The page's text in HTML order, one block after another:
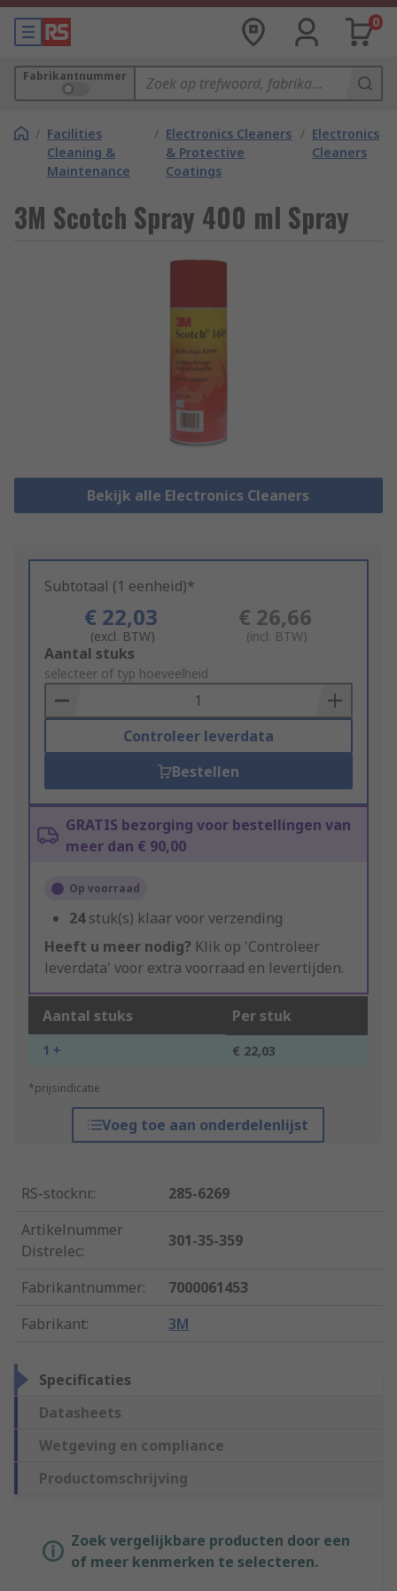
0
Fabrikantnummer
/ Facilities
Cleaning &
Maintenance
/ Electronics Cleaners
& Protective
Coatings
/ Electronics
Cleaners
3M Scotch Spray 400 ml Spray
Bekijk alle Electronics Cleaners
Subtotaal (1 eenheid)*
€ 22,03
(excl. BTW)
€ 26,66
(incl. BTW)
Add
to
Basket
Aantal stuks
selecteer of typ hoeveelheid
Controleer leverdata
Bestellen
GRATIS bezorging voor bestellingen van
meer dan € 90,00
Op voorraad
24stuk(s) klaar voor verzending
Heeft u meer nodig? Klik op 'Controleer
leverdata' voor extra voorraad en levertijden.
Aantal stuks Per stuk
1 + € 22,03
*prijsindicatie
Voeg toe aan onderdelenlijst
RS-stocknr.:
285-6269
Artikelnummer
Distrelec:
301-35-359
Fabrikantnummer:
7000061453
Fabrikant: 3M
Specificaties
Datasheets
Wetgeving en compliance
Productomschrijving
Zoek vergelijkbare producten door een
of meer kenmerken te selecteren.